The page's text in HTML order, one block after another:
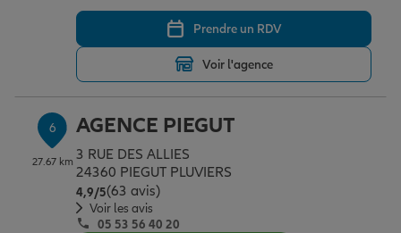
Prendre un RDV
Voir l'agence
6
27.67 km
AGENCE PIEGUT
3 RUE DES ALLIES
24360 PIEGUT PLUVIERS
4,9/5Note de 4.9 sur 5
(63 avis)
Voir les avis
05 53 56 40 20